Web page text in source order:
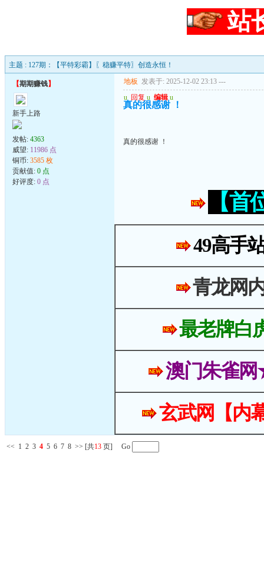
站
主题 : 127期：【平特彩霸】〖稳赚平特〗创造永恒！
【期期赚钱】
新手上路
发帖: 4363
威望: 11986 点
铜币: 3585 枚
贡献值: 0 点
好评度: 0 点
地板 发表于: 2025-12-02 23:13 ---
u 回复 u 编辑 u
真的很感谢 ！
真的很感谢 ！
【
49高手
青龙网
最老牌白
澳门朱雀
玄武网【内
<< 1 2 3 4 5 6 7 8 >> [共13 页] Go